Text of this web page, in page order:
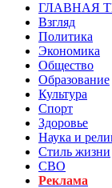
ГЛАВНАЯ
Взгляд
Политика
Экономика
Общество
Образование
Культура
Спорт
Здоровье
Наука и
Стиль жизни
СВО
Реклама